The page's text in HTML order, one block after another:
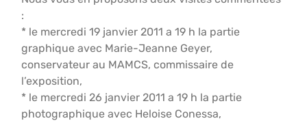
:
* le mercredi 19 janvier 2011 a 19 h la partie
graphique avec Marie-Jeanne Geyer,
conservateur au MAMCS, commissaire de
l’exposition,
* le mercredi 26 janvier 2011 a 19 h la partie
photographique avec Heloise Conessa,